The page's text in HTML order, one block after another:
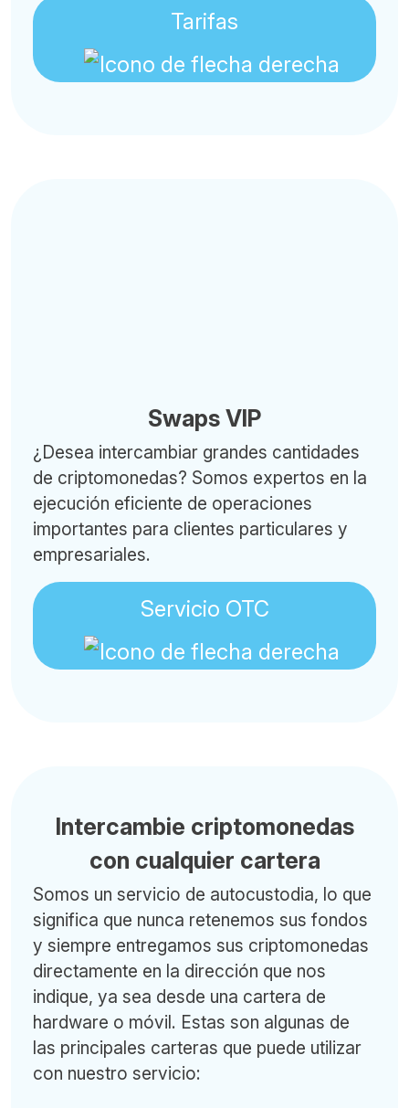
Tarifas
Swaps VIP
¿Desea intercambiar grandes cantidades
de criptomonedas? Somos expertos en la
ejecución eficiente de operaciones
importantes para clientes particulares y
empresariales.
Servicio OTC
Intercambie criptomonedas
con cualquier cartera
Somos un servicio de autocustodia, lo que
significa que nunca retenemos sus fondos
y siempre entregamos sus criptomonedas
directamente en la dirección que nos
indique, ya sea desde una cartera de
hardware o móvil. Estas son algunas de
las principales carteras que puede utilizar
con nuestro servicio: